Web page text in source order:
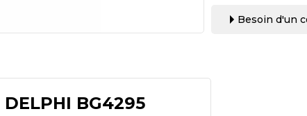
DELPHI BG4295
Besoin d'un